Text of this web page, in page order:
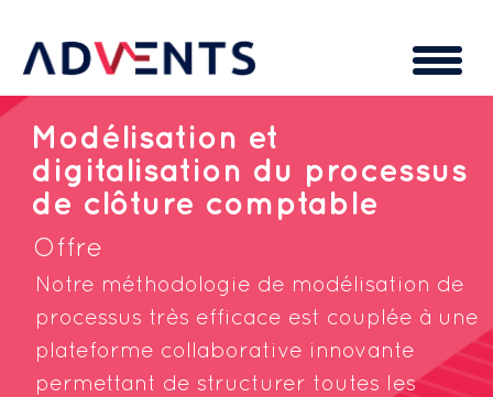
Modélisation et
digitalisation du processus
de clôture comptable
Offre
Notre méthodologie de modélisation de
processus très efficace est couplée à une
plateforme collaborative innovante
permettant de structurer toutes les